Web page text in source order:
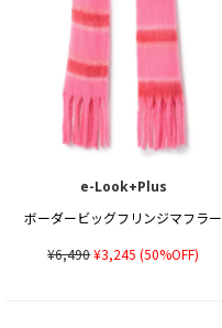
e-Look+Plus
ボーダービッグフリンジマフラー
¥6,490¥3,245 (50%OFF)